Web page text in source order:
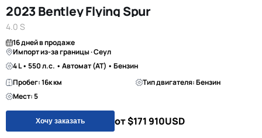
2023 Bentley Flying Spur
4.0 S
16 дней в продаже
Импорт из-за границы · Сеул
4 L • 550 л.с. • Автомат (AT) • Бензин
Пробег: 16к км
Тип двигателя: Бензин
Мест: 5
Хочу заказать от $171 910USD